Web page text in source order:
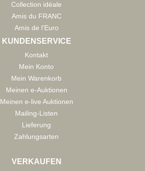
Collection idéale
Amis du FRANC
Amis de l'Euro
KUNDENSERVICE
Kontakt
Mein Konto
Mein Warenkorb
Meinen e-Auktionen
Meinen e-live Auktionen
Mailing-Listen
Lieferung
Zahlungsarten
VERKAUFEN